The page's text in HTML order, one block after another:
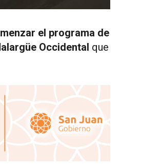
el programa de
Occidental que